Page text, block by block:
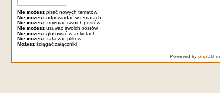
Nie możeszpisać nowych tematów
Nie możeszodpowiadać w tematach
Nie możeszzmieniać swoich postów
Nie możeszusuwać swoich postów
Nie możeszgłosować w ankietach
Nie możeszzałączać plików
Możeszściągać załączniki
Powered by phpBB